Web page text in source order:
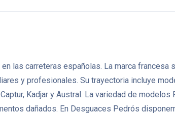
las carreteras españolas. La marca
y profesionales. Su trayectoria incluye
Kadjar y Austral. La variedad de
dañados. En Desguaces Pedrós